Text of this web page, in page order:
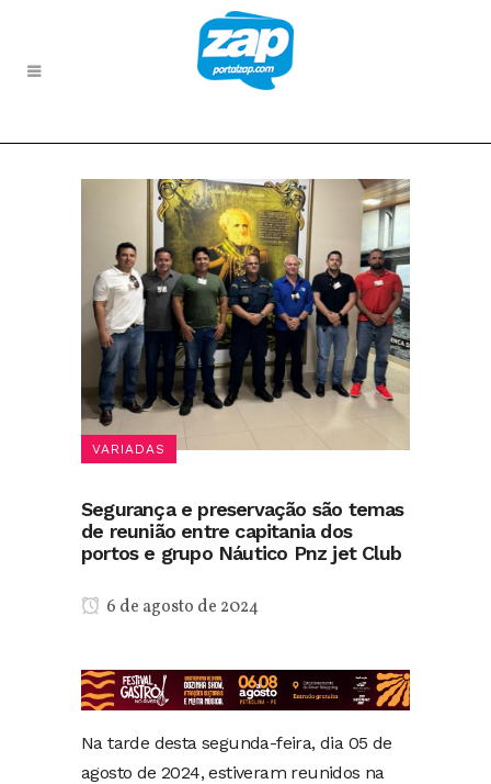
VARIADAS
Segurança e preservação são temas
de reunião entre capitania dos
portos e grupo Náutico Pnz jet Club
6 de agosto de 2024
Na tarde desta segunda-feira, dia 05 de
agosto de 2024, estiveram reunidos na